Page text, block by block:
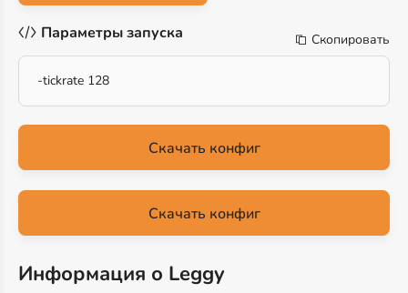
Параметры запуска Скопировать
-tickrate 128
Скачать конфиг
Скачать конфиг
Информация о Leggy